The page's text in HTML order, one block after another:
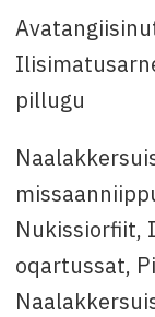
pillugu
Nukissiorfiit,
oqartussat,